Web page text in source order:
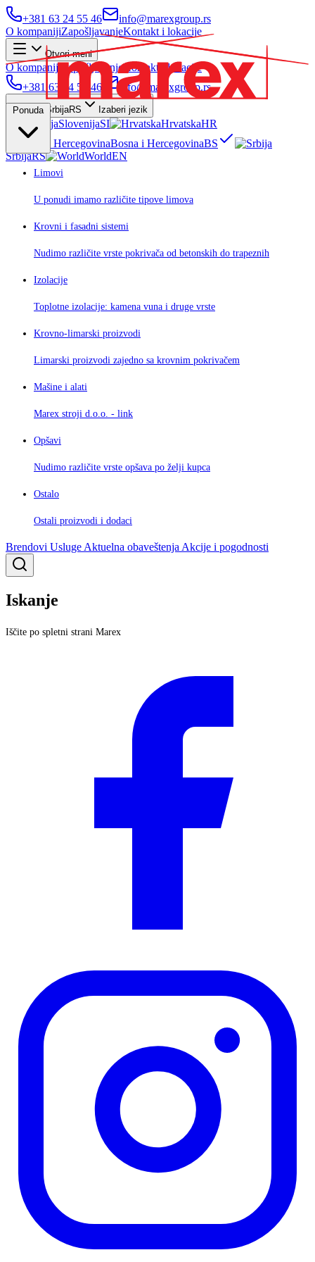
+381 63 24 55 46
info@marexgroup.rs
O kompanijiZapošljavanjeKontakt i lokacije
Otvori meni
O kompaniji ZapošljavanjeKontakt i lokacije
+381 63 24 55 46
info@marexgroup.rs
SrbijaRS Izaberi jezik
SlovenijaSI HrvatskaHR
Bosna i HercegovinaBS
SrbijaRS WorldEN
Ponuda
Limovi
U ponudi imamo različite tipove limova
Krovni i fasadni sistemi
Nudimo različite vrste pokrivača od betonskih do trapeznih
Izolacije
Toplotne izolacije: kamena vuna i druge vrste
Krovno-limarski proizvodi
Limarski proizvodi zajedno sa krovnim pokrivačem
Mašine i alati
Marex stroji d.o.o. - link
Opšavi
Nudimo različite vrste opšava po želji kupca
Ostalo
Ostali proizvodi i dodaci
Brendovi Usluge Aktuelna obaveštenja Akcije i pogodnosti
Iskanje
Iščite po spletni strani Marex